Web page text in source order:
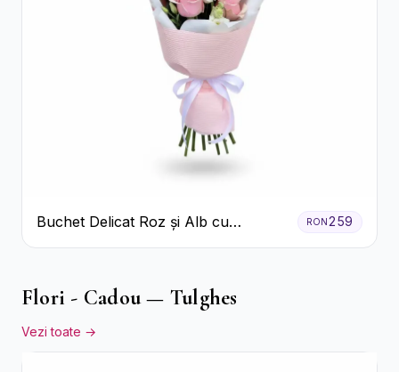
Buchet Delicat Roz și Alb cu
Trandafiri și Lisianthus
RON259
Flori - Cadou — Tulghes
Vezi toate →